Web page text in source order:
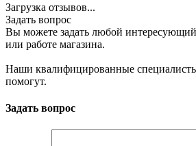
Загрузка отзывов...
Задать вопрос
Вы можете задать любой интересующий
или работе магазина.
Наши квалифицированные
помогут.
Задать вопрос